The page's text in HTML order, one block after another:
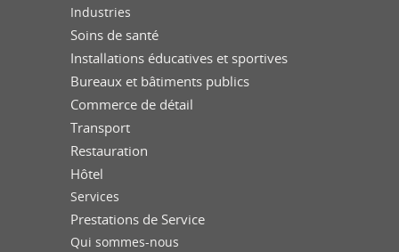
Industries
Soins de santé
Installations éducatives et sportives
Bureaux et bâtiments publics
Commerce de détail
Transport
Restauration
Hôtel
Services
Prestations de Service
Qui sommes-nous